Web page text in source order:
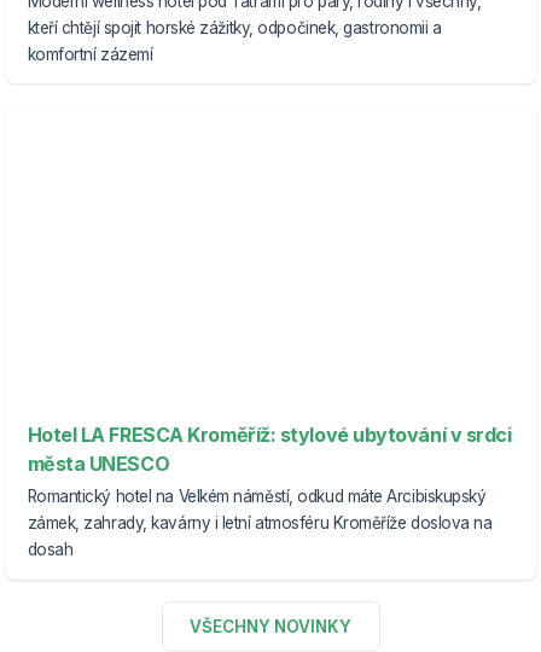
kteří chtějí spojit horské zážitky, odpočinek, gastronomii a
komfortní zázemí
Hotel LA FRESCA Kroměříž: stylové ubytování v srdci
města UNESCO
Romantický hotel na Velkém náměstí, odkud máte Arcibiskupský
zámek, zahrady, kavárny i letní atmosféru Kroměříže doslova na
dosah
VŠECHNY NOVINKY